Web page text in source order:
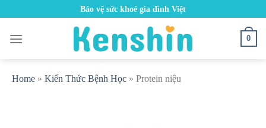
content
Bảo vệ sức khoẻ gia đình Việt
0
Home » Kiến Thức Bệnh Học » Protein niệu